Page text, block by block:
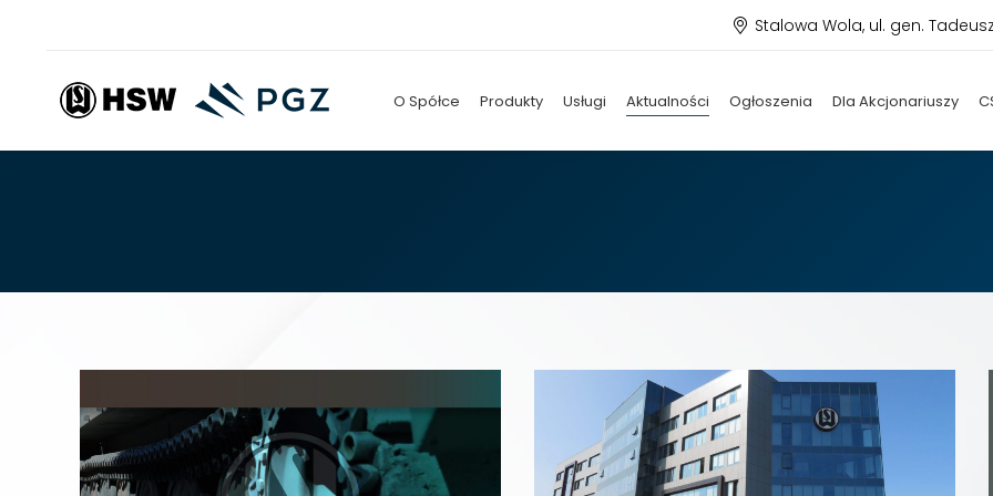
Stalowa Wola, ul. gen.
O Spółce Produkty Usługi Aktualności Ogłoszenia Dla Akcjonariuszy